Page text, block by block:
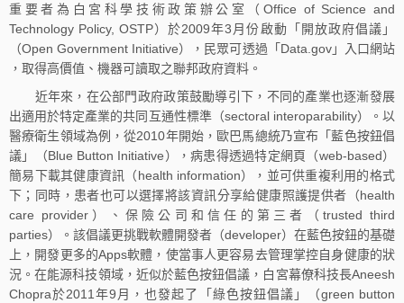
重要者為白宮科學技術政策辦公室（Office of Science and
Technology Policy, OSTP）於2009年3月份啟動「開放政府倡議」
（Open Government Initiative），民眾可透過「Data.gov」入口網站
，取得高價值、機器可讀取之聯邦政府資料。
近年來，在公部門政府政策鼓勵導引下，不同的產業也逐漸發展
出適用於特定產業的共同互通性標準（sectoral interoparability）。以
醫療衛生領域為例，從2010年開始，歐巴馬總統乃宣布「藍色按鈕倡
議」（Blue Button Initiative），病患得透過特定網頁（web-based）
簡易下載其健康資訊（health information），並可供重複利用的格式
下；同時，患者也可以選擇將該資訊分享給健康照護提供者（health
care provider）、保險公司和信任的第三者（trusted third
parties）。該倡議更挑戰軟體開發者（developer）在藍色按鈕的基礎
上，開發更多的Apps軟體，使當事人更容易去管理掌控自身健康的狀
況。在能源科技領域，近似於藍色按鈕倡議，白宮幕僚科技長Aneesh
Chopra於2011年9月，也發起了「綠色按鈕倡議」（green button